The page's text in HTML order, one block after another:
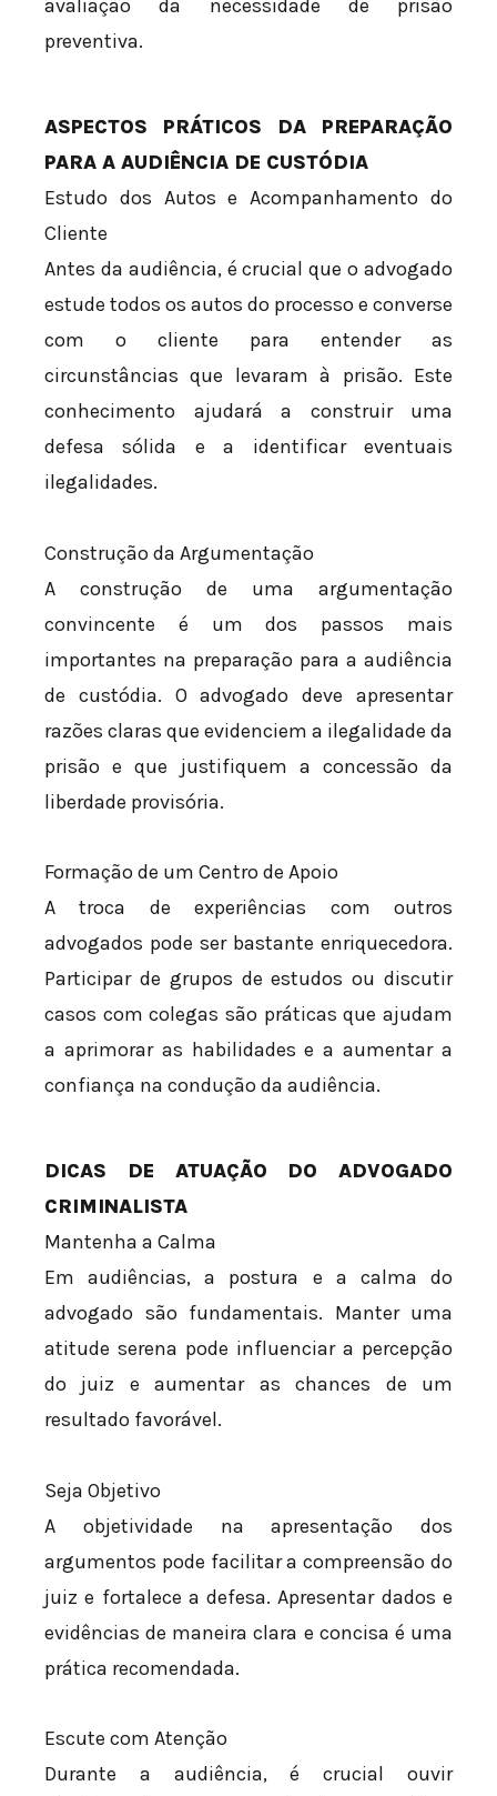
avaliação da necessidade de prisão
preventiva.
ASPECTOS PRÁTICOS DA PREPARAÇÃO
PARA A AUDIÊNCIA DE CUSTÓDIA
Estudo dos Autos e Acompanhamento do
Cliente
Antes da audiência, é crucial que o advogado
estude todos os autos do processo e converse
com o cliente para entender as
circunstâncias que levaram à prisão. Este
conhecimento ajudará a construir uma
defesa sólida e a identificar eventuais
ilegalidades.
Construção da Argumentação
A construção de uma argumentação
convincente é um dos passos mais
importantes na preparação para a audiência
de custódia. O advogado deve apresentar
razões claras que evidenciem a ilegalidade da
prisão e que justifiquem a concessão da
liberdade provisória.
Formação de um Centro de Apoio
A troca de experiências com outros
advogados pode ser bastante enriquecedora.
Participar de grupos de estudos ou discutir
casos com colegas são práticas que ajudam
a aprimorar as habilidades e a aumentar a
confiança na condução da audiência.
DICAS DE ATUAÇÃO DO ADVOGADO
CRIMINALISTA
Mantenha a Calma
Em audiências, a postura e a calma do
advogado são fundamentais. Manter uma
atitude serena pode influenciar a percepção
do juiz e aumentar as chances de um
resultado favorável.
Seja Objetivo
A objetividade na apresentação dos
argumentos pode facilitar a compreensão do
juiz e fortalece a defesa. Apresentar dados e
evidências de maneira clara e concisa é uma
prática recomendada.
Escute com Atenção
Durante a audiência, é crucial ouvir